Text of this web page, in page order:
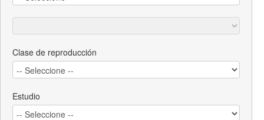
Clase de reproducción
Estudio